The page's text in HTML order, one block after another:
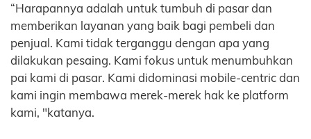
“Harapannya adalah untuk tumbuh di pasar dan
memberikan layanan yang baik bagi pembeli dan
penjual. Kami tidak terganggu dengan apa yang
dilakukan pesaing. Kami fokus untuk menumbuhkan
pai kami di pasar. Kami didominasi mobile-centric dan
kami ingin membawa merek-merek hak ke platform
kami, "katanya.